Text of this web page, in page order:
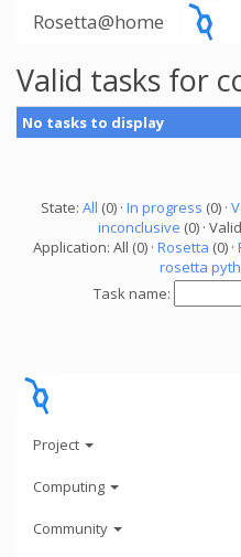
Rosetta@home
Valid tasks for
No tasks to display
State: All (0) · In progress (0) ·
inconclusive (0) ·
Application: All (0) · Rosetta (0) ·
rosetta
Task name:
Project
Computing
Community